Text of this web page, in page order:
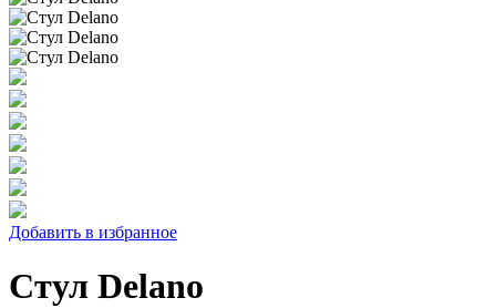
Добавить в избранное
Стул Delano